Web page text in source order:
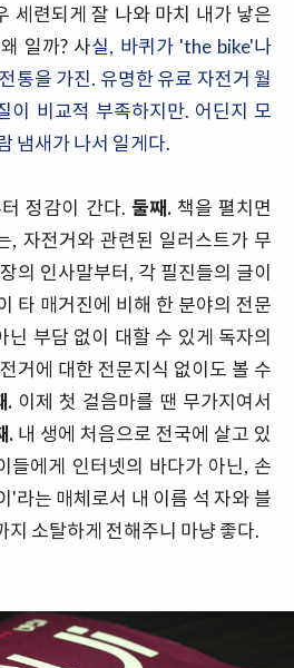
세련되게 잘 나와 마치 내가 낳은
일까? 사실, 바퀴가 'the bike'나
통을 가진. 유명한 유료 자전거 월
이 비교적 부족하지만. 어딘지 모
냄새가 나서 일게다.
정감이 간다. 둘째.책을 펼치면
, 자전거와 관련된 일러스트가 무
의 인사말부터, 각 필진들의 글이
타 매거진에 비해 한 분야의 전문
닌 부담 없이 대할 수 있게 독자의
거에 대한 전문지식 없이도 볼 수
. 이제 첫 걸음마를 땐 무가지여서
. 내 생에 처음으로 전국에 살고 있
들에게 인터넷의 바다가 아닌, 손
'라는 매체로서 내 이름 석 자와 블
지 소탈하게 전해주니 마냥 좋다.